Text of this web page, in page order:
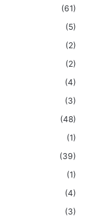
(61)
(5)
(2)
(2)
(4)
(3)
(48)
(1)
(39)
(1)
(4)
(3)